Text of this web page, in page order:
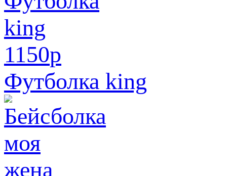
1150p
Футболка king